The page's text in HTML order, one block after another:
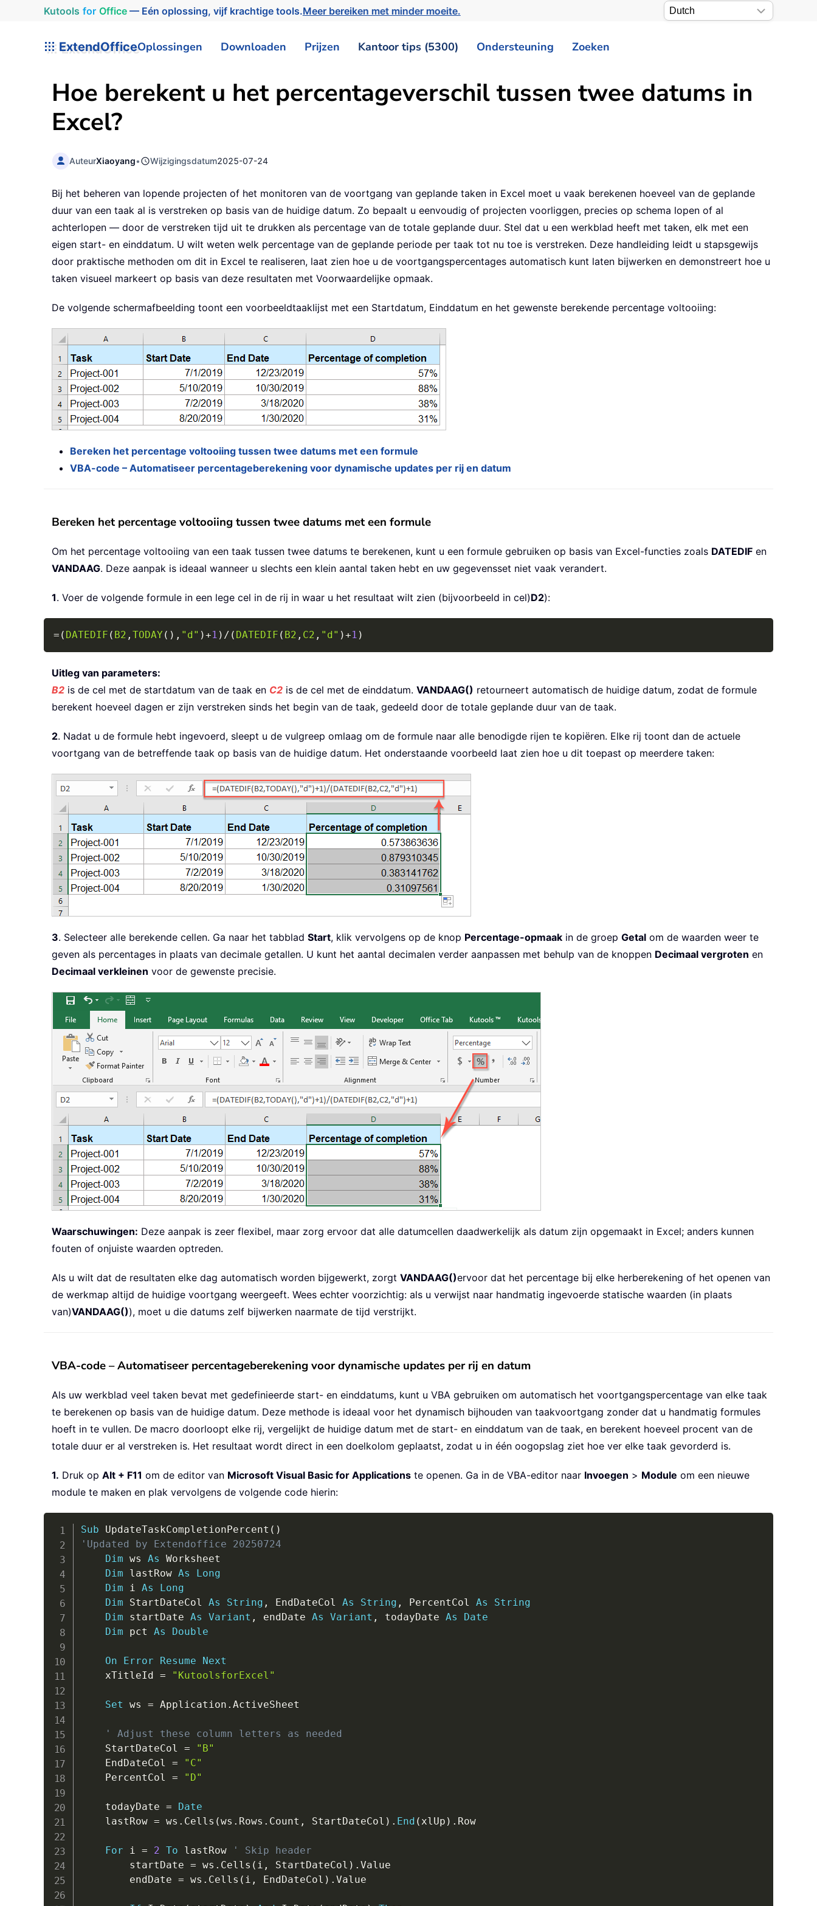
Kutools for Office— Eén oplossing, vijf krachtige tools.Meer bereiken met minder moeite.
ExtendOfficeOplossingen Downloaden Prijzen Kantoor tips (5300) Ondersteuning Zoeken
Hoe berekent u het percentageverschil tussen twee datums in
Excel?
AuteurXiaoyang• Wijzigingsdatum2025-07-24
Bij het beheren van lopende projecten of het monitoren van de voortgang van geplande taken in Excel moet u vaak berekenen hoeveel van de geplande
duur van een taak al is verstreken op basis van de huidige datum. Zo bepaalt u eenvoudig of projecten voorliggen, precies op schema lopen of al
achterlopen — door de verstreken tijd uit te drukken als percentage van de totale geplande duur. Stel dat u een werkblad heeft met taken, elk met een
eigen start- en einddatum. U wilt weten welk percentage van de geplande periode per taak tot nu toe is verstreken. Deze handleiding leidt u stapsgewijs
door praktische methoden om dit in Excel te realiseren, laat zien hoe u de voortgangspercentages automatisch kunt laten bijwerken en demonstreert hoe u
taken visueel markeert op basis van deze resultaten met Voorwaardelijke opmaak.
De volgende schermafbeelding toont een voorbeeldtaaklijst met een Startdatum, Einddatum en het gewenste berekende percentage voltooiing:
Bereken het percentage voltooiing tussen twee datums met een formule
VBA-code – Automatiseer percentageberekening voor dynamische updates per rij en datum
Bereken het percentage voltooiing tussen twee datums met een formule
Om het percentage voltooiing van een taak tussen twee datums te berekenen, kunt u een formule gebruiken op basis van Excel-functies zoals DATEDIF en
VANDAAG. Deze aanpak is ideaal wanneer u slechts een klein aantal taken hebt en uw gegevensset niet vaak verandert.
1. Voer de volgende formule in een lege cel in de rij in waar u het resultaat wilt zien (bijvoorbeeld in cel)D2):
= ( DATEDIF ( B2 , TODAY ( ) , "d" )+1 ) / ( DATEDIF ( B2 , C2 , "d" )+1 )
Uitleg van parameters:
B2 is de cel met de startdatum van de taak en C2 is de cel met de einddatum. VANDAAG() retourneert automatisch de huidige datum, zodat de formule
berekent hoeveel dagen er zijn verstreken sinds het begin van de taak, gedeeld door de totale geplande duur van de taak.
2. Nadat u de formule hebt ingevoerd, sleept u de vulgreep omlaag om de formule naar alle benodigde rijen te kopiëren. Elke rij toont dan de actuele
voortgang van de betreffende taak op basis van de huidige datum. Het onderstaande voorbeeld laat zien hoe u dit toepast op meerdere taken:
3. Selecteer alle berekende cellen. Ga naar het tabblad Start, klik vervolgens op de knop Percentage-opmaak in de groep Getal om de waarden weer te
geven als percentages in plaats van decimale getallen. U kunt het aantal decimalen verder aanpassen met behulp van de knoppen Decimaal vergroten en
Decimaal verkleinen voor de gewenste precisie.
Waarschuwingen: Deze aanpak is zeer flexibel, maar zorg ervoor dat alle datumcellen daadwerkelijk als datum zijn opgemaakt in Excel; anders kunnen
fouten of onjuiste waarden optreden.
Als u wilt dat de resultaten elke dag automatisch worden bijgewerkt, zorgt VANDAAG()ervoor dat het percentage bij elke herberekening of het openen van
de werkmap altijd de huidige voortgang weergeeft. Wees echter voorzichtig: als u verwijst naar handmatig ingevoerde statische waarden (in plaats
van)VANDAAG()), moet u die datums zelf bijwerken naarmate de tijd verstrijkt.
VBA-code – Automatiseer percentageberekening voor dynamische updates per rij en datum
Als uw werkblad veel taken bevat met gedefinieerde start- en einddatums, kunt u VBA gebruiken om automatisch het voortgangspercentage van elke taak
te berekenen op basis van de huidige datum. Deze methode is ideaal voor het dynamisch bijhouden van taakvoortgang zonder dat u handmatig formules
hoeft in te vullen. De macro doorloopt elke rij, vergelijkt de huidige datum met de start- en einddatum van de taak, en berekent hoeveel procent van de
totale duur er al verstreken is. Het resultaat wordt direct in een doelkolom geplaatst, zodat u in één oogopslag ziet hoe ver elke taak gevorderd is.
1. Druk op Alt + F11 om de editor van Microsoft Visual Basic for Applications te openen. Ga in de VBA-editor naar Invoegen > Module om een nieuwe
module te maken en plak vervolgens de volgende code hierin:
Sub UpdateTaskCompletionPercent ( )
'Updated by Extendoffice 20250724
Dim ws As Worksheet
Dim lastRow As
Long
Dim i As
Long
Dim StartDateCol As String , EndDateCol As String , PercentCol As
String
Dim startDate As Variant , endDate As Variant , todayDate As
Date
Dim pct As Double
On Error Resume
Next
    xTitleId
= "KutoolsforExcel"
Set ws = Application . ActiveSheet
' Adjust these column letters as needed
    StartDateCol
=
"B"
    EndDateCol
=
"C"
    PercentCol
= "D"
    todayDate
=
Date
    lastRow
= ws . Cells (ws . Rows . Count , StartDateCol ) . End ( xlUp ) . Row
For i = 2 To lastRow
' Skip header
        startDate
= ws . Cells ( i , StartDateCol ) . Value
        endDate
= ws . Cells ( i , EndDateCol ) . Value